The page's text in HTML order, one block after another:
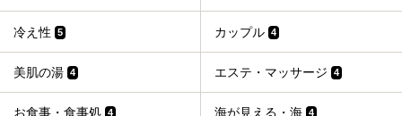
冷え性 5 カップル 4
美肌の湯 4 エステ・マッサージ 4
お食事・食事処 4 海が見える・海 4